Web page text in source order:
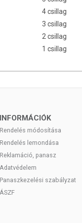
érdemes elkezdeni a
felkenhető.
Csökkenti az allergiás
területre. Ajkakra
4 csillag
3 csillag
2 csillag
1 csillag
INFORMÁCIÓK
Rendelés módosítása
Rendelés lemondása
Reklamáció, panasz
Adatvédelem
Panaszkezelési szabályzat
ÁSZF